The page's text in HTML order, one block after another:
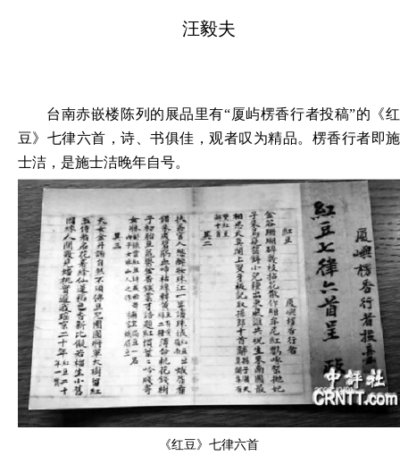
汪毅夫
台南赤嵌楼陈列的展品里有“厦屿楞香行者投稿”的《红
豆》七律六首，诗、书俱佳，观者叹为精品。楞香行者即施
士洁，是施士洁晚年自号。
《红豆》七律六首